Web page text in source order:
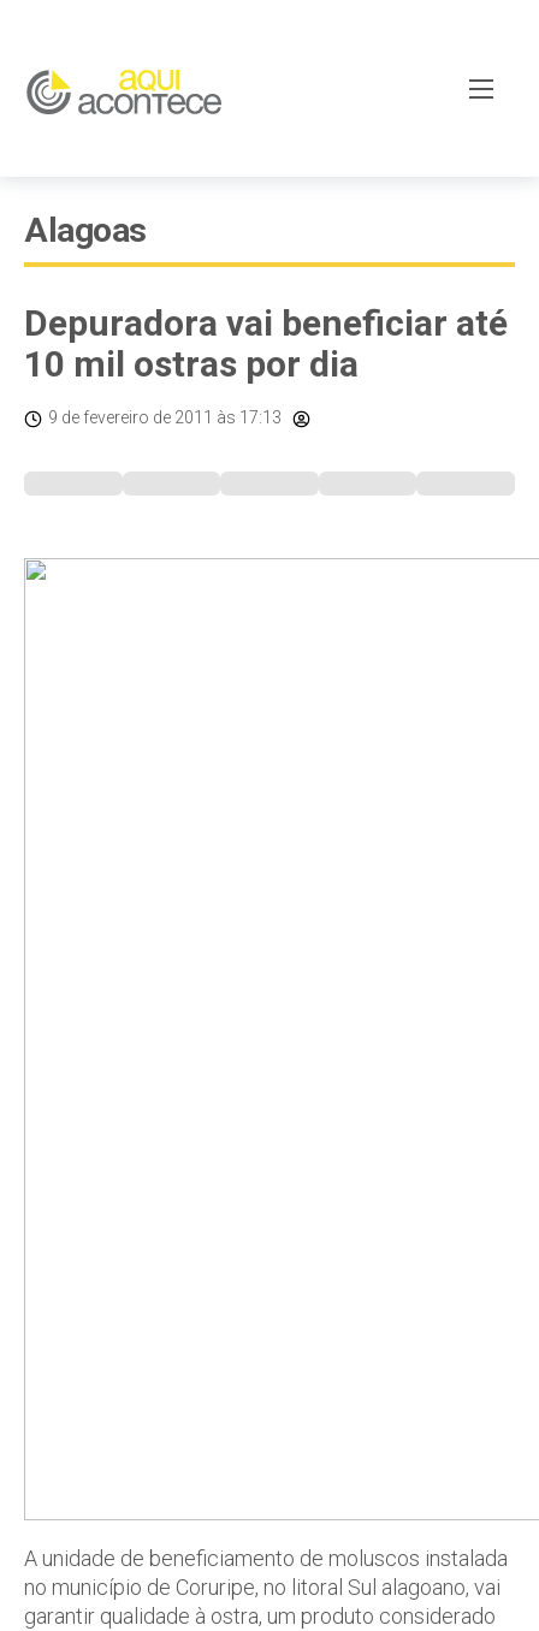
Alagoas
Depuradora vai beneficiar até
10 mil ostras por dia
9 de fevereiro de 2011 às 17:13
A unidade de beneficiamento de moluscos instalada
no município de Coruripe, no litoral Sul alagoano, vai
garantir qualidade à ostra, um produto considerado